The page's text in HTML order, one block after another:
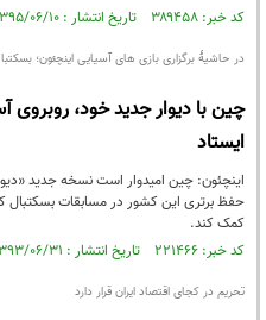
کد خبر: ۳۸۹۴۵۸ تاریخ انتشار : ۱۳۹۵/۰۶/۱۰
در حاشیۀ برگزاری بازی های آسیایی اینچئون؛
چین با دیوار جدید خود،
ایستاد
اینچئون: چین امیدوار است نسخه جدید
حفظ برتری این کشور در مسابقات بسکتبال
کمک کند.
کد خبر: ۲۲۱۴۶۶ تاریخ انتشار : ۱۳۹۳/۰۶/۳۱
تحریم در کجای اقتصاد ایران قرار دارد